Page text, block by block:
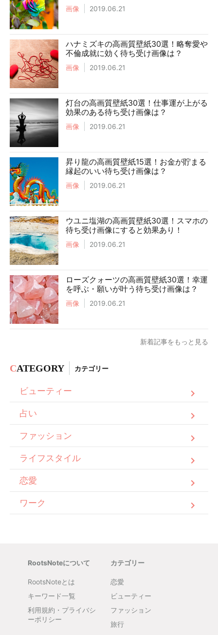
画像 2019.06.21
ハナミズキの高画質壁紙30選！略奪愛や
不倫成就に効く待ち受け画像は？
画像 2019.06.21
灯台の高画質壁紙30選！仕事運が上がる
効果のある待ち受け画像は？
画像 2019.06.21
昇り龍の高画質壁紙15選！お金が貯まる
縁起のいい待ち受け画像は？
画像 2019.06.21
ウユニ塩湖の高画質壁紙30選！スマホの
待ち受け画像にすると効果あり！
画像 2019.06.21
ローズクォーツの高画質壁紙30選！幸運
を呼ぶ・願いが叶う待ち受け画像は？
画像 2019.06.21
新着記事をもっと見る
CATEGORY カテゴリー
ビューティー
占い
ファッション
ライフスタイル
恋愛
ワーク
RootsNoteについて
RootsNoteとは
キーワード一覧
利用規約・プライバシ
ーポリシー
カテゴリー
恋愛
ビューティー
ファッション
旅行